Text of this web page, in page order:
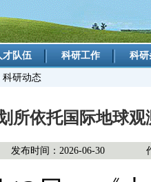
才队伍 科研工作 科
科研动态
所依托国际地球
发布时间：2026-06-30